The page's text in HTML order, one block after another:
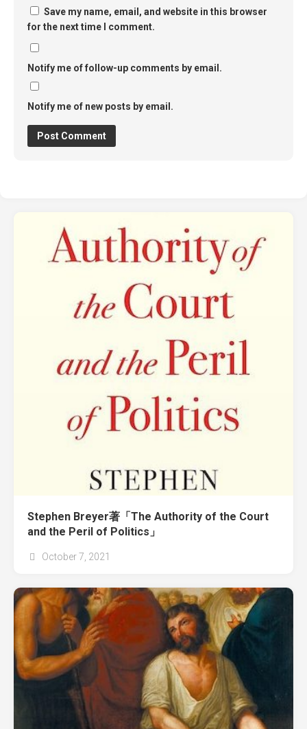
Save my name, email, and website in this browser
for the next time I comment.
Notify me of follow-up comments by email.
Notify me of new posts by email.
Stephen Breyer著「The Authority of the Court
and the Peril of Politics」
October 7, 2021